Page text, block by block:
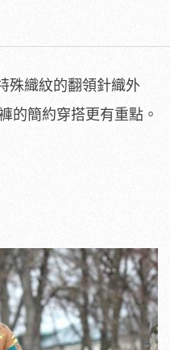
殊織紋的翻領針織外
的簡約穿搭更有重點。